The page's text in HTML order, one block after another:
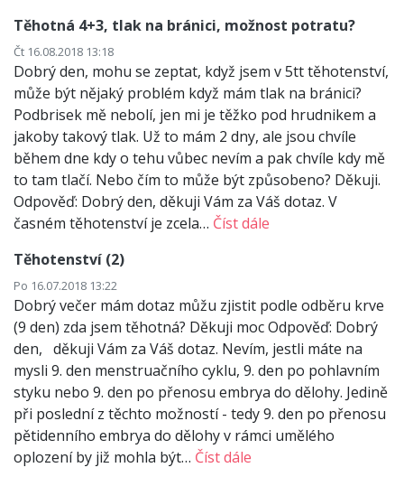
Těhotná 4+3, tlak na bránici, možnost potratu?
Čt 16.08.2018 13:18
Dobrý den, mohu se zeptat, když jsem v 5tt těhotenství,
může být nějaký problém když mám tlak na bránici?
Podbrisek mě nebolí, jen mi je těžko pod hrudnikem a
jakoby takový tlak. Už to mám 2 dny, ale jsou chvíle
během dne kdy o tehu vůbec nevím a pak chvíle kdy mě
to tam tlačí. Nebo čím to může být způsobeno? Děkuji.
Odpověď: Dobrý den, děkuji Vám za Váš dotaz. V
časném těhotenství je zcela… Číst dále
Těhotenství (2)
Po 16.07.2018 13:22
Dobrý večer mám dotaz můžu zjistit podle odběru krve
(9 den) zda jsem těhotná? Děkuji moc Odpověď: Dobrý
den, děkuji Vám za Váš dotaz. Nevím, jestli máte na
mysli 9. den menstruačního cyklu, 9. den po pohlavním
styku nebo 9. den po přenosu embrya do dělohy. Jedině
při poslední z těchto možností - tedy 9. den po přenosu
pětidenního embrya do dělohy v rámci umělého
oplození by již mohla být… Číst dále